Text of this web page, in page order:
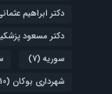
دکتر ابراهیم
دکتر مسعود
سوریه (7)
شهرداری بوکان (10)